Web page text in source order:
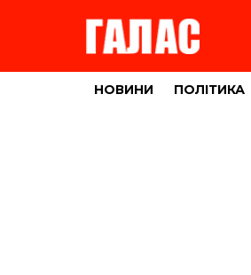
НОВИНИ ПОЛІТИКА